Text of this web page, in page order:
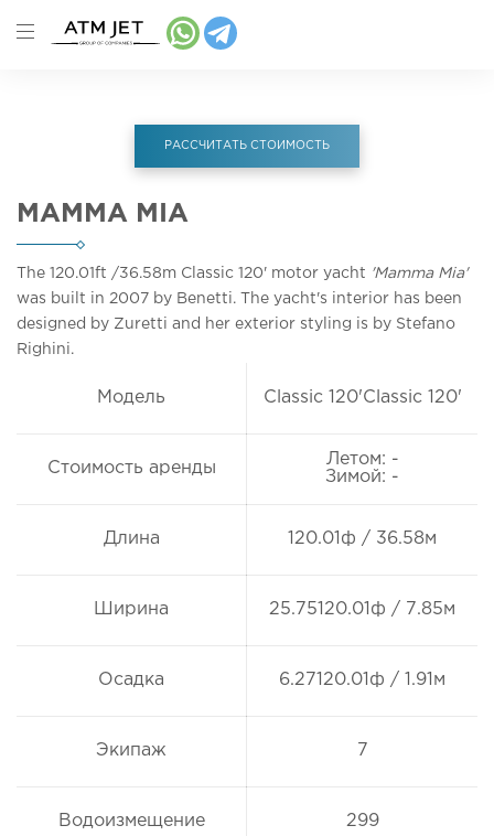
РАССЧИТАТЬ СТОИМОСТЬ
MAMMA MIA
The 120.01ft /36.58m Classic 120' motor yacht 'Mamma Mia'
was built in 2007 by Benetti. The yacht's interior has been
designed by Zuretti and her exterior styling is by Stefano
Righini.
Модель Classic 120'Classic 120'
Стоимость аренды
Летом: -
Зимой: -
Длина 120.01ф / 36.58м
Ширина 25.75120.01ф / 7.85м
Осадка 6.27120.01ф / 1.91м
Экипаж 7
Водоизмещение 299